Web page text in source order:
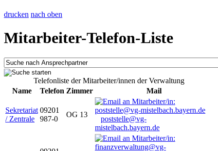
drucken nach oben
Mitarbeiter-Telefon-Liste
Telefonliste der Mitarbeiter/innen der Verwaltung
Name
Telefon Zimmer Mail
Sekretariat
/ Zentrale
09201
987-0
OG 13
poststelle@vg-
mistelbach.bayern.de